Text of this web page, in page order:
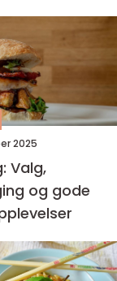
2025
Valg,
og gode